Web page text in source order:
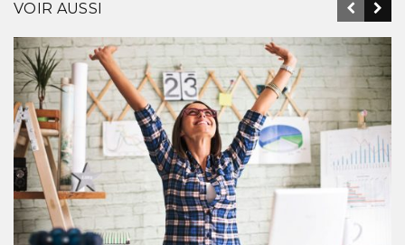
VOIR AUSSI